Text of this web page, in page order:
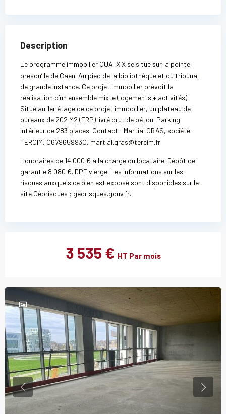
Description
Le programme immobilier QUAI XIX se situe sur la pointe
presqu’Ile de Caen. Au pied de la bibliothèque et du tribunal
de grande instance. Ce projet immobilier prévoit la
réalisation d’un ensemble mixte (logements + activités).
Situé au 1er étage de ce projet immobilier, un plateau de
bureaux de 202 M2 (ERP) livré brut de béton. Parking
intérieur de 283 places. Contact : Martial GRAS, société
TERCIM, O67965993O, martial.gras@tercim.fr.
Honoraires de 14 000 € à la charge du locataire. Dépôt de
garantie 8 080 €. DPE vierge. Les informations sur les
risques auxquels ce bien est exposé sont disponibles sur le
site Géorisques : georisques.gouv.fr.
3 535 € HT Par mois
Previous